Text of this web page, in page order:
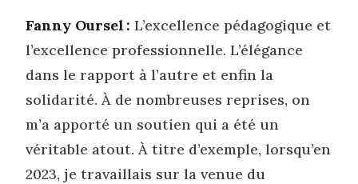
Fanny Oursel : L’excellence pédagogique et
l’excellence professionnelle. L’élégance
dans le rapport à l’autre et enfin la
solidarité. À de nombreuses reprises, on
m’a apporté un soutien qui a été un
véritable atout. À titre d’exemple, lorsqu’en
2023, je travaillais sur la venue du